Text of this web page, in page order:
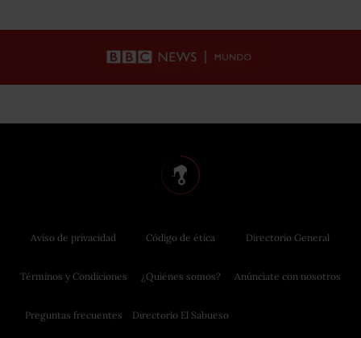
Aviso de privacidad
Términos y Condiciones
Preguntas frecuentes
Código de ética
¿Quiénes somos?
Directorio El Sabueso
Directorio General
Anúnciate con nosotros